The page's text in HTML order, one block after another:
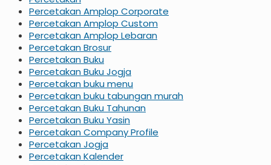
Percetakan Amplop Corporate
Percetakan Amplop Custom
Percetakan Amplop Lebaran
Percetakan Brosur
Percetakan Buku
Percetakan Buku Jogja
Percetakan buku menu
Percetakan buku tabungan murah
Percetakan Buku Tahunan
Percetakan Buku Yasin
Percetakan Company Profile
Percetakan Jogja
Percetakan Kalender